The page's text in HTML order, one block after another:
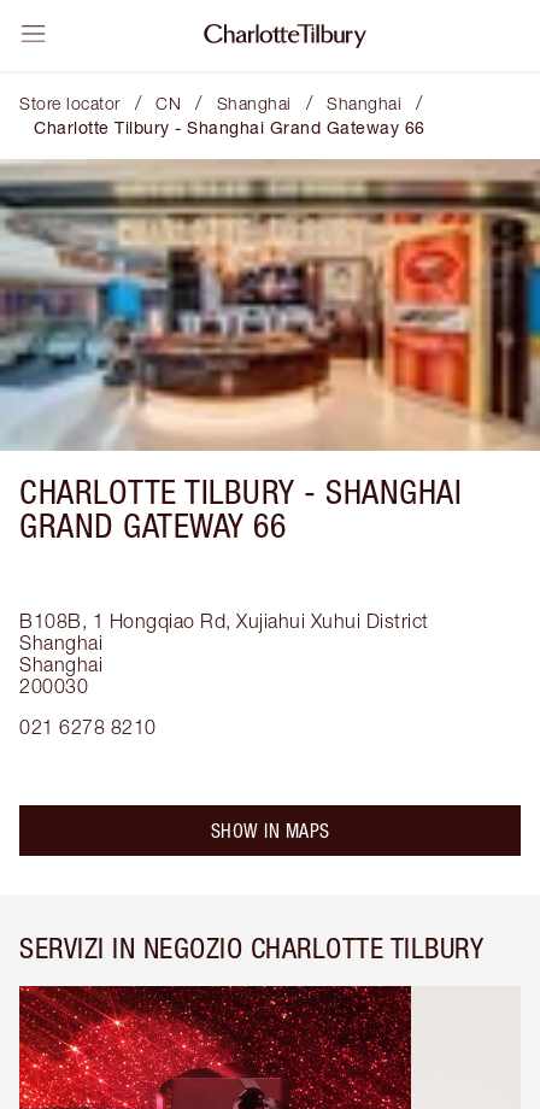
Store locator / CN / Shanghai / Shanghai /
Charlotte Tilbury - Shanghai Grand Gateway 66
CHARLOTTE TILBURY - SHANGHAI
GRAND GATEWAY 66
B108B, 1 Hongqiao Rd, Xujiahui Xuhui District
Shanghai
Shanghai
200030
021 6278 8210
SHOW IN MAPS
SERVIZI IN NEGOZIO CHARLOTTE TILBURY